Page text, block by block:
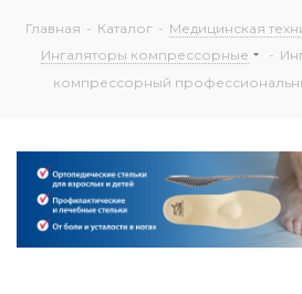
Главная - Каталог - Медицинская
Ингаляторы компрессорные
-
компрессорный